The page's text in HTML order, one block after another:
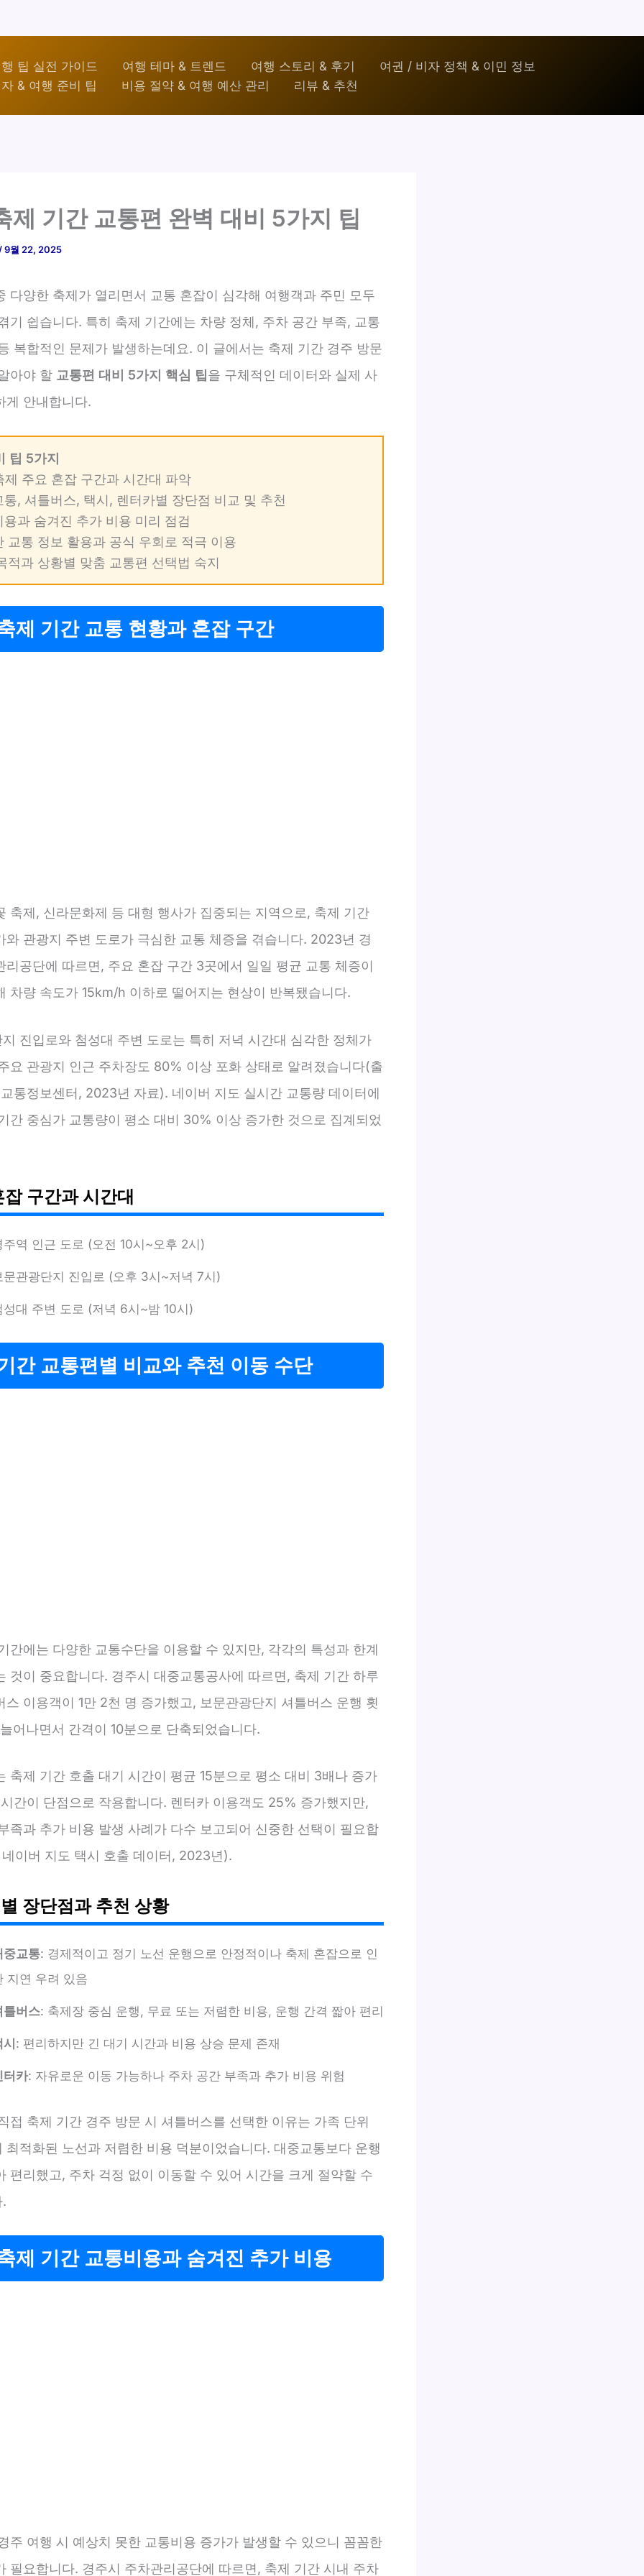
팁 실전 가이드 여행 테마 & 트렌드 여행 스토리 & 후기
여권 / 비자 정책 & 이민 정보
& 여행 준비 팁
비용 절약 & 여행 예산 관리 리뷰 & 추천
제 기간 교통편 완벽 대비 5가지 팁
9월 22, 2025
다양한 축제가 열리면서 교통 혼잡이 심각해 여행객과 주민 모두
기 쉽습니다. 특히 축제 기간에는 차량 정체, 주차 공간 부족, 교통
복합적인 문제가 발생하는데요. 이 글에서는 축제 기간 경주 방문
아야 할 교통편 대비 5가지 핵심 팁 을 구체적인 데이터와 실제 사
게 안내합니다.
팁 5가지
제 주요 혼잡 구간과 시간대 파악
, 셔틀버스, 택시, 렌터카별 장단점 비교 및 추천
과 숨겨진 추가 비용 미리 점검
교통 정보 활용과 공식 우회로 적극 이용
적과 상황별 맞춤 교통편 선택법 숙지
제 기간 교통 현황과 혼잡 구간
축제, 신라문화제 등 대형 행사가 집중되는 지역으로, 축제 기간
와 관광지 주변 도로가 극심한 교통 체증을 겪습니다. 2023년 경
리공단에 따르면, 주요 혼잡 구간 3곳에서 일일 평균 교통 체증이
차량 속도가 15km/h 이하로 떨어지는 현상이 반복됐습니다.
진입로와 첨성대 주변 도로는 특히 저녁 시간대 심각한 정체가
요 관광지 인근 주차장도 80% 이상 포화 상태로 알려졌습니다(출
통정보센터, 2023년 자료). 네이버 지도 실시간 교통량 데이터에
간 중심가 교통량이 평소 대비 30% 이상 증가한 것으로 집계되었
구간과 시간대
주역 인근 도로 (오전 10시~오후 2시)
문관광단지 진입로 (오후 3시~저녁 7시)
성대 주변 도로 (저녁 6시~밤 10시)
간 교통편별 비교와 추천 이동 수단
간에는 다양한 교통수단을 이용할 수 있지만, 각각의 특성과 한계
것이 중요합니다. 경주시 대중교통공사에 따르면, 축제 기간 하루
스 이용객이 1만 2천 명 증가했고, 보문관광단지 셔틀버스 운행 횟
어나면서 간격이 10분으로 단축되었습니다.
축제 기간 호출 대기 시간이 평균 15분으로 평소 대비 3배나 증가
간이 단점으로 작용합니다. 렌터카 이용객도 25% 증가했지만,
족과 추가 비용 발생 사례가 다수 보고되어 신중한 선택이 필요합
이버 지도 택시 호출 데이터, 2023년).
장단점과 추천 상황
중교통: 경제적이고 정기 노선 운행으로 안정적이나 축제 혼잡으로 인
지연 우려 있음
틀버스: 축제장 중심 운행, 무료 또는 저렴한 비용, 운행 간격 짧아 편리
: 편리하지만 긴 대기 시간과 비용 상승 문제 존재
터카: 자유로운 이동 가능하나 주차 공간 부족과 추가 비용 위험
접 축제 기간 경주 방문 시 셔틀버스를 선택한 이유는 가족 단위
최적화된 노선과 저렴한 비용 덕분이었습니다. 대중교통보다 운행
편리했고, 주차 걱정 없이 이동할 수 있어 시간을 크게 절약할 수
제 기간 교통비용과 숨겨진 추가 비용
주 여행 시 예상치 못한 교통비용 증가가 발생할 수 있으니 꼼꼼한
필요합니다. 경주시 주차관리공단에 따르면, 축제 기간 시내 주차